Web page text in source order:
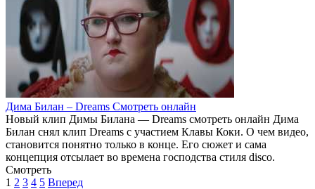
Дима Билан – Dreams Смотреть онлайн
Новый клип Димы Билана — Dreams смотреть онлайн Дима
Билан снял клип Dreams с участием Клавы Коки. О чем видео,
становится понятно только в конце. Его сюжет и сама
концепция отсылает во времена господства стиля disco.
Смотреть
1 2 3 4 5 Вперед